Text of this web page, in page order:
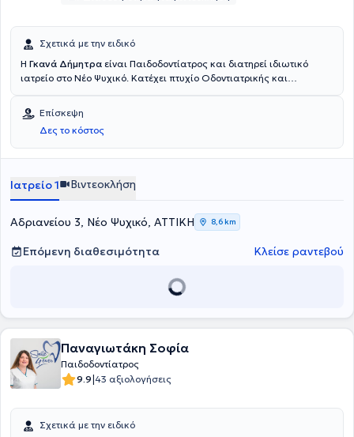
Σχετικά με την ειδικό
Η Γκανά Δήμητρα είναι Παιδοδοντίατρος και διατηρεί ιδιωτικό
ιατρείο στο Νέο Ψυχικό. Κατέχει πτυχίο Οδοντιατρικής και
προσθετική, επανορθωτική, αισθητική οδοντιατρική, λεύκανση,
ορθοδοντική, παιδοδοντία και προληπτική οδοντιατρική. Ο χώρος
του ιατρείου είναι πλήρως εξοπλισμένος, ενώ είναι καθαρός και
φιλόξενος τόσο για τους μεγάλους, όσο και για τους μικρούς
Επίσκεψη
Δες το κόστος
Ιατρείο 1 Βιντεοκλήση
Αδριανείου 3, Νέο Ψυχικό, ΑΤΤΙΚΗ 8,6 km
Επόμενη διαθεσιμότητα Κλείσε ραντεβού
Παναγιωτάκη Σοφία
Παιδοδοντίατρος
9.9|43 αξιολογήσεις
Σχετικά με την ειδικό